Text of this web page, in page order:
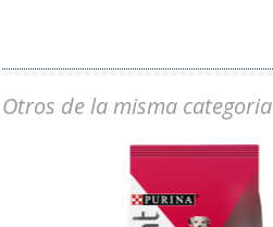
Otros de la misma categoria